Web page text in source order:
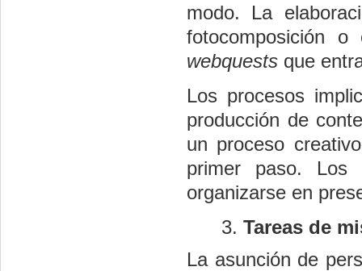
modo. La
fotocomposición
webquests que
Los procesos
producción de
un proceso
primer paso. Los
organizarse en
Tareas de
La asunción de